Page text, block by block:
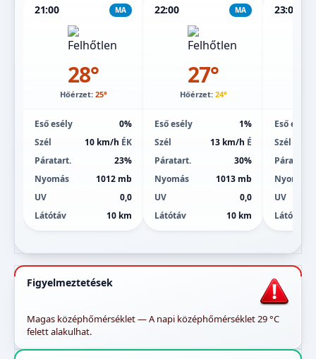
21:00 MA
28°
Hőérzet: 25°
Eső esély
0%
Szél
10 km/h ÉK
Páratart.
23%
Nyomás
1012 mb
UV
0,0
Látótáv
10 km
22:00 MA
27°
Hőérzet: 24°
Eső esély
1%
Szél
13 km/h É
Páratart.
30%
Nyomás
1013 mb
UV
0,0
Látótáv
10 km
23:00
Eső esély
Szél
Páratart.
Nyomás
UV
Látótáv
Figyelmeztetések
Magas középhőmérséklet — A napi középhőmérséklet 29 °C
felett alakulhat.